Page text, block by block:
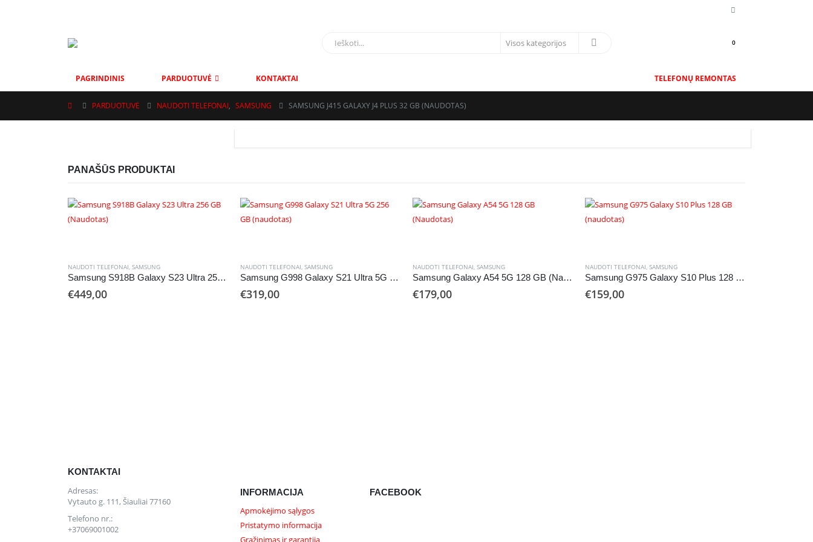
0
PAGRINDINIS PARDUOTUVĖ KONTAKTAI TELEFONŲ REMONTAS
PARDUOTUVĖ NAUDOTI TELEFONAI, SAMSUNG SAMSUNG J415 GALAXY J4 PLUS 32 GB (NAUDOTAS)
PANAŠŪS PRODUKTAI
NAUDOTI TELEFONAI, SAMSUNG
Samsung S918B Galaxy S23 Ultra 256 GB (Naudotas)
€449,00
NAUDOTI TELEFONAI, SAMSUNG
Samsung G998 Galaxy S21 Ultra 5G 256 GB (naudotas)
€319,00
NAUDOTI TELEFONAI, SAMSUNG
Samsung Galaxy A54 5G 128 GB (Naudotas)
€179,00
NAUDOTI TELEFONAI, SAMSUNG
Samsung G975 Galaxy S10 Plus 128 GB (naudotas)
€159,00
KONTAKTAI
Adresas:
Vytauto g. 111, Šiauliai 77160
Telefono nr.:
+37069001002
INFORMACIJA
Apmokėjimo sąlygos
Pristatymo informacija
Grąžinimas ir garantija
FACEBOOK